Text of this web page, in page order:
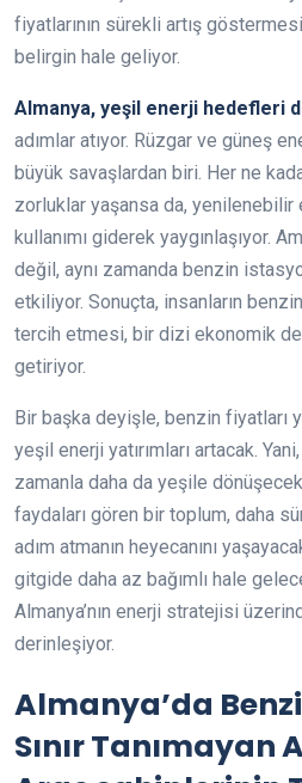
fiyatlarının sürekli artış
belirgin hale geliyor.
Almanya, yeşil enerji hedefleri
adımlar atıyor. Rüzgar ve güneş
büyük savaşlardan biri. Her ne
zorluklar yaşansa da, yenilenebilir
kullanımı giderek yaygınlaşıyor.
değil, aynı zamanda benzin
etkiliyor. Sonuçta, insanların
tercih etmesi, bir dizi ekonomik
getiriyor.
Bir başka deyişle, benzin fiyatları
yeşil enerji yatırımları artacak.
zamanla daha da yeşile
faydaları gören bir toplum, daha
adım atmanın heyecanını
gitgide daha az bağımlı hale
Almanya’nın enerji stratejisi
derinleşiyor.
Almanya’da
Sınır Tanımayan